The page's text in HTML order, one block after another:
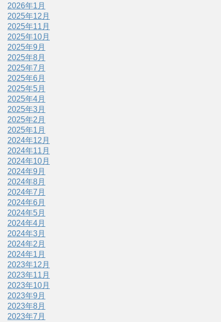
2026年1月
2025年12月
2025年11月
2025年10月
2025年9月
2025年8月
2025年7月
2025年6月
2025年5月
2025年4月
2025年3月
2025年2月
2025年1月
2024年12月
2024年11月
2024年10月
2024年9月
2024年8月
2024年7月
2024年6月
2024年5月
2024年4月
2024年3月
2024年2月
2024年1月
2023年12月
2023年11月
2023年10月
2023年9月
2023年8月
2023年7月